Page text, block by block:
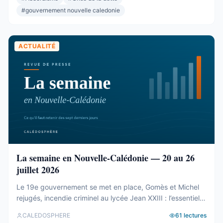
Rassemblement et l’Éveil océanien. L’élection de la
#gouvernement nouvelle caledonie
ACTUALITÉ
La semaine en Nouvelle-Calédonie — 20 au 26
juillet 2026
Le 19e gouvernement se met en place, Gomès et Michel
rejugés, incendie criminel au lycée Jean XXIII : l’essentiel
CALEDOSPHERE 61 lectures